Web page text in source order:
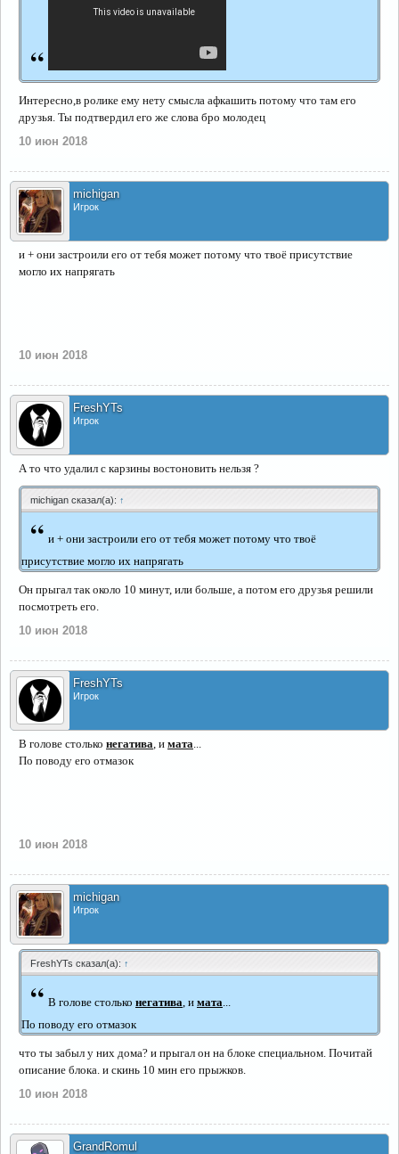
“
Интересно,в ролике ему нету смысла афкашить потому что там его
друзья. Ты подтвердил его же слова бро молодец
10 июн 2018
michigan
Игрок
и + они застроили его от тебя может потому что твоё присутствие
могло их напрягать
10 июн 2018
FreshYTs
Игрок
А то что удалил с карзины востоновить нельзя ?
michigan сказал(а): ↑
“ и + они застроили его от тебя может потому что твоё
присутствие могло их напрягать
Он прыгал так около 10 минут, или больше, а потом его друзья решили
посмотреть его.
10 июн 2018
FreshYTs
Игрок
В голове столько негатива, и мата...
По поводу его отмазок
10 июн 2018
michigan
Игрок
FreshYTs сказал(а): ↑
“ В голове столько негатива, и мата...
По поводу его отмазок
что ты забыл у них дома? и прыгал он на блоке специальном. Почитай
описание блока. и скинь 10 мин его прыжков.
10 июн 2018
GrandRomul